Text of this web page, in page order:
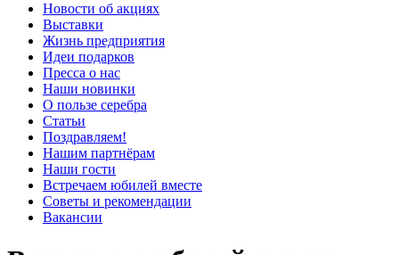
Новости об акциях
Выставки
Жизнь предприятия
Идеи подарков
Пресса о нас
Наши новинки
О пользе серебра
Статьи
Поздравляем!
Нашим партнёрам
Наши гости
Встречаем юбилей вместе
Советы и рекомендации
Вакансии